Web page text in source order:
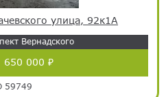
улица, 92к1А
Вернадского
650 000 ₽
59749